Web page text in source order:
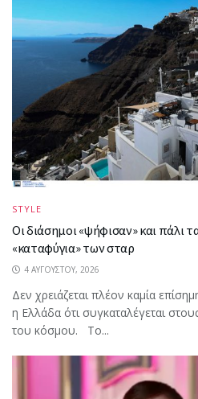
STYLE
Οι διάσημοι «ψήφισαν» και πάλι
«καταφύγια» των σταρ
4 ΑΥΓΟΎΣΤΟΥ, 2026
Δεν χρειάζεται πλέον καμία
η Ελλάδα ότι συγκαταλέγεται
του κόσμου. Το...